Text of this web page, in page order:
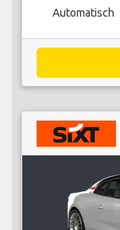
Automatisch